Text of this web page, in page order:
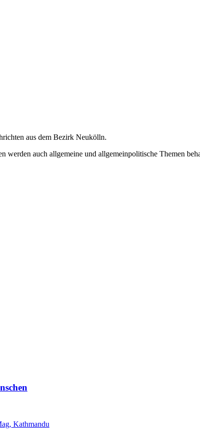
aus dem Bezirk Neukölln.
auch allgemeine und allgemeinpolitische Themen
Kathmandu